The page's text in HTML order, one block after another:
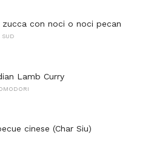
con noci o noci pecan
SUD
Lamb Curry
cinese (Char Siu)